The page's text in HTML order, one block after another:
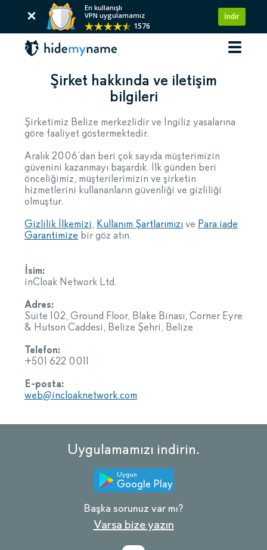
En kullanışlı
VPN uygulamamız
1576
İndir
Şirket hakkında ve iletişim
bilgileri
Şirketimiz Belize merkezlidir ve İngiliz yasalarına
göre faaliyet göstermektedir.
Aralık 2006’dan beri çok sayıda müşterimizin
güvenini kazanmayı başardık. İlk günden beri
önceliğimiz, müşterilerimizin ve şirketin
hizmetlerini kullananların güvenliği ve gizliliği
olmuştur.
Gizlilik İlkemizi, Kullanım Şartlarımızı ve Para iade
Garantimize bir göz atın.
İsim:
inCloak Network Ltd.
Adres:
Suite 102, Ground Floor, Blake Binası, Corner Eyre
& Hutson Caddesi, Belize Şehri, Belize
Telefon:
+501 622 0011
E-posta:
web@incloaknetwork.com
Uygulamamızı indirin.
Uygun
Google Play
Başka sorunuz var mı?
Varsa bize yazın